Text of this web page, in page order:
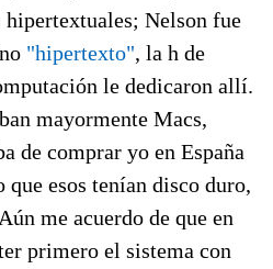
hipertextuales; Nelson fue
"hipertexto", la h de
le dedicaron allí.
mayormente Macs,
de comprar yo en España
que esos tenían disco duro,
me acuerdo de que en
primero el sistema con